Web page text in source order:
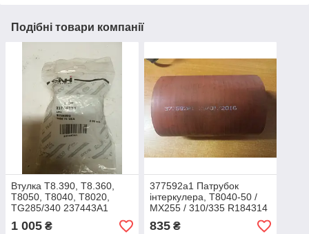
Подібні товари компанії
Втулка Т8.390, T8.360,
T8050, T8040, T8020,
TG285/340 237443A1
1 005 ₴
377592a1 Патрубок
інтеркулера, T8040-50 /
MX255 / 310/335 R184314
362341A1 87454331
835₴